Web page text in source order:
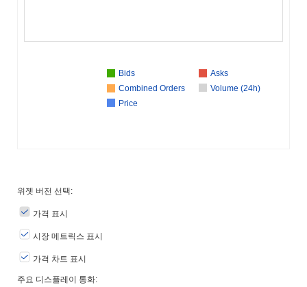
Bids
Asks
Combined Orders
Volume (24h)
Price
위젯 버전 선택:
가격 표시
시장 메트릭스 표시
가격 차트 표시
주요 디스플레이 통화: